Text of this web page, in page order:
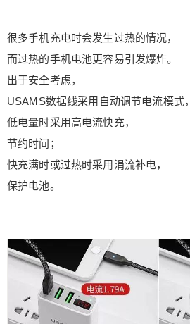
很多手机充电时会发生过热的情况，
而过热的手机电池更容易引发爆炸。
出于安全考虑，
USAMS数据线采用自动调节电流模式，
低电量时采用高电流快充，
节约时间；
快充满时或过热时采用涓流补电，
保护电池。
2 元 元